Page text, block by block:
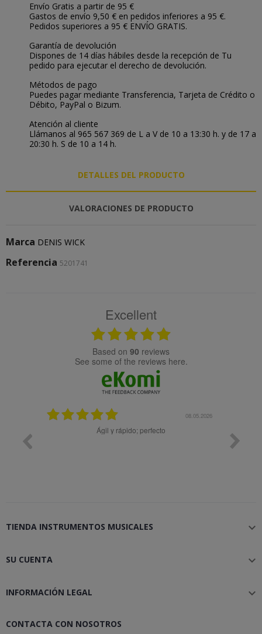
Envío Gratis a partir de 95 €
Gastos de envío 9,50 € en pedidos inferiores a 95 €.
Pedidos superiores a 95 € ENVÍO GRATIS.
Garantía de devolución
Dispones de 14 días hábiles desde la recepción de Tu
pedido para ejecutar el derecho de devolución.
Métodos de pago
Puedes pagar mediante Transferencia, Tarjeta de Crédito o
Débito, PayPal o Bizum.
Atención al cliente
Llámanos al 965 567 369 de L a V de 10 a 13:30 h. y de 17 a
20:30 h. S de 10 a 14 h.
DETALLES DEL PRODUCTO
VALORACIONES DE PRODUCTO
Marca DENIS WICK
Referencia 5201741
Excellent
based on 90 reviews
see some of the reviews here.
08.05.2026
TIENDA INSTRUMENTOS MUSICALES 
SU CUENTA 
INFORMACIÓN LEGAL 
CONTACTA CON NOSOTROS